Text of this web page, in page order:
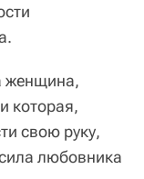
женщина,
которая,
свою руку,
любовника